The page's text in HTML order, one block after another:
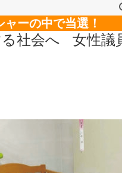
ーの中で当選！
る社会へ 女性議